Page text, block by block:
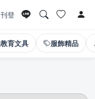
刊登
教育文具 服飾精品